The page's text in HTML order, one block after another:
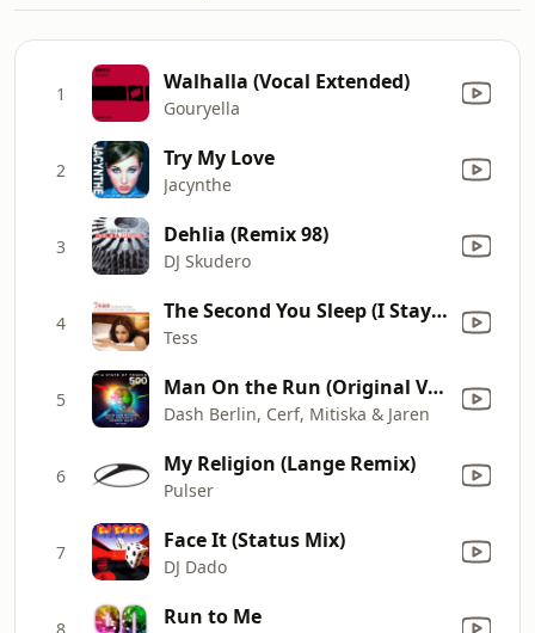
1 Walhalla (Vocal Extended)
Gouryella
2 Try My Love
Jacynthe
3 Dehlia (Remix 98)
DJ Skudero
4 The Second You Sleep (I Stay to Watch You Fade Away) [Silverroom Radio Version]
Tess
5 Man On the Run (Original Vocal Mix)
Dash Berlin, Cerf, Mitiska & Jaren
6 My Religion (Lange Remix)
Pulser
7 Face It (Status Mix)
DJ Dado
8 Run to Me